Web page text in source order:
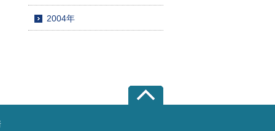
2004年